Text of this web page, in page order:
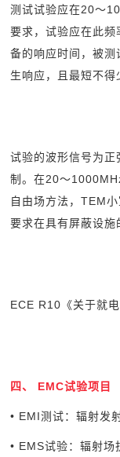
测试试验应在20～
要求，试验应在此
备的响应时间，被
生响应，且最短不得
试验的波形信号为
制。在20～
自由场方法，TEM
要求在具有屏蔽设施
ECE R10 《关于就
四、 EMC试验项目
• EMI测试：辐射发
• EMS试验：辐射场